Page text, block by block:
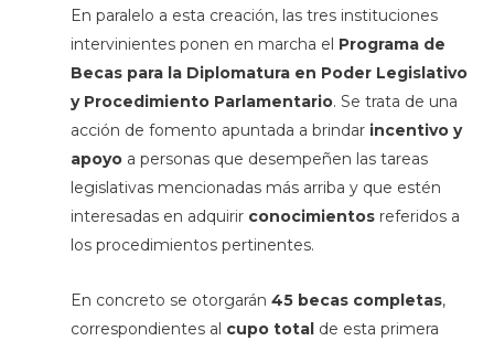
En paralelo a esta creación, las tres instituciones
intervinientes ponen en marcha el Programa de
Becas para la Diplomatura en Poder Legislativo
y Procedimiento Parlamentario. Se trata de una
acción de fomento apuntada a brindar incentivo y
apoyo a personas que desempeñen las tareas
legislativas mencionadas más arriba y que estén
interesadas en adquirir conocimientos referidos a
los procedimientos pertinentes.
En concreto se otorgarán 45 becas completas,
correspondientes al cupo totalde esta primera